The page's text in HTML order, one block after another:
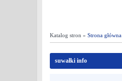
Katalog stron » Strona główna
suwałki info